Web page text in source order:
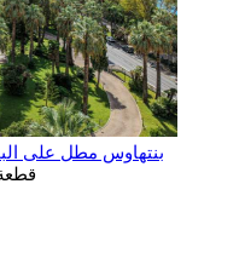
بنتهاوس مطل على
قطعة